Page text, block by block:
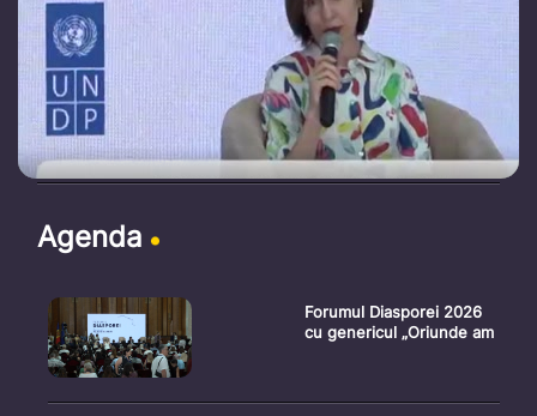
Agenda
Forumul Diasporei 2026
cu genericul „Oriunde am